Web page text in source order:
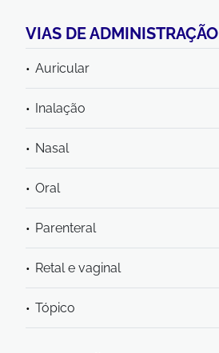
VIAS DE ADMINISTRAÇÃO
Auricular
Inalação
Nasal
Oral
Parenteral
Retal e vaginal
Tópico